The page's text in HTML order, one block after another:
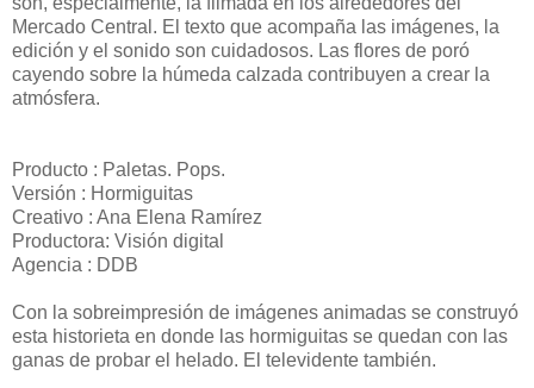
Mercado Central. El texto que acompaña las imágenes, la
edición y el sonido son cuidadosos. Las flores de poró
cayendo sobre la húmeda calzada contribuyen a crear la
atmósfera.
Producto : Paletas. Pops.
Versión : Hormiguitas
Creativo : Ana Elena Ramírez
Productora: Visión digital
Agencia : DDB
Con la sobreimpresión de imágenes animadas se construyó
esta historieta en donde las hormiguitas se quedan con las
ganas de probar el helado. El televidente también.